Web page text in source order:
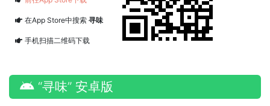
在App Store中搜索 寻味
手机扫描二维码下载
“寻味” 安卓版